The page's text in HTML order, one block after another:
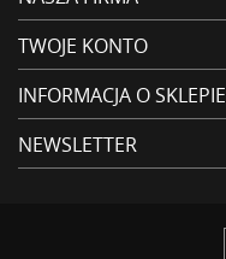
TWOJE KONTO
INFORMACJA O SKLEPIE
NEWSLETTER